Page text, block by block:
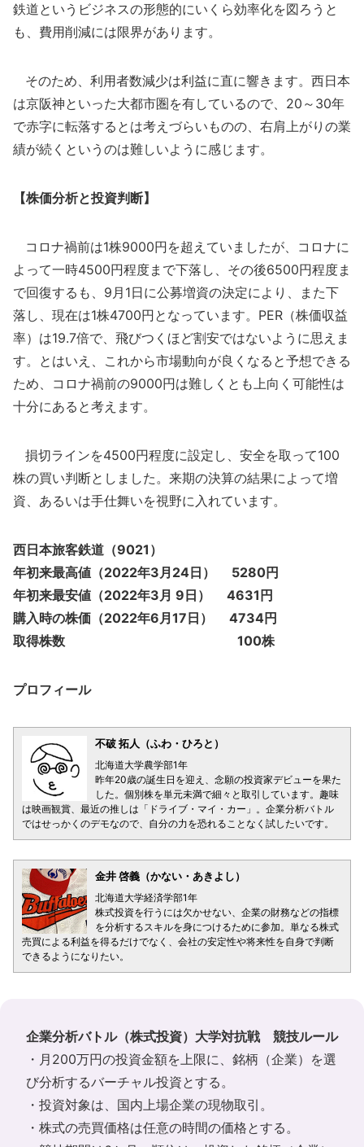
鉄道というビジネスの形態的にいくら効率化を図ろうと
も、費用削減には限界があります。
そのため、利用者数減少は利益に直に響きます。西日本
は京阪神といった大都市圏を有しているので、20～30年
で赤字に転落するとは考えづらいものの、右肩上がりの業
績が続くというのは難しいように感じます。
【株価分析と投資判断】
コロナ禍前は1株9000円を超えていましたが、コロナに
よって一時4500円程度まで下落し、その後6500円程度ま
で回復するも、9月1日に公募増資の決定により、また下
落し、現在は1株4700円となっています。PER（株価収益
率）は19.7倍で、飛びつくほど割安ではないように思えま
す。とはいえ、これから市場動向が良くなると予想できる
ため、コロナ禍前の9000円は難しくとも上向く可能性は
十分にあると考えます。
損切ラインを4500円程度に設定し、安全を取って100
株の買い判断としました。来期の決算の結果によって増
資、あるいは手仕舞いを視野に入れています。
西日本旅客鉄道（9021）
年初来最高値（2022年3月24日） 5280円
年初来最安値（2022年3月 9日） 4631円
購入時の株価（2022年6月17日） 4734円
取得株数 100株
プロフィール
不破 拓人（ふわ・ひろと）
北海道大学農学部1年
昨年20歳の誕生日を迎え、念願の投資家デビューを果た
した。個別株を単元未満で細々と取引しています。趣味
は映画観賞、最近の推しは「ドライブ・マイ・カー」。企業分析バトル
ではせっかくのデモなので、自分の力を恐れることなく試したいです。
金井 啓義（かない・あきよし）
北海道大学経済学部1年
株式投資を行うには欠かせない、企業の財務などの指標
を分析するスキルを身につけるために参加。単なる株式
売買による利益を得るだけでなく、会社の安定性や将来性を自身で判断
できるようになりたい。
企業分析バトル（株式投資）大学対抗戦 競技ルール
・月200万円の投資金額を上限に、銘柄（企業）を選
び分析するバーチャル投資とする。
・投資対象は、国内上場企業の現物取引。
・株式の売買価格は任意の時間の価格とする。